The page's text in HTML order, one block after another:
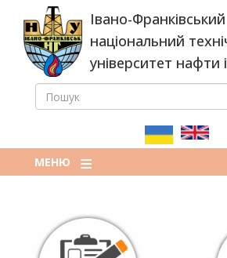
основного
вмісту
Івано-Франківський
національний
університет нафти
ПОШУКОВА
ПОШУК
МЕНЮ